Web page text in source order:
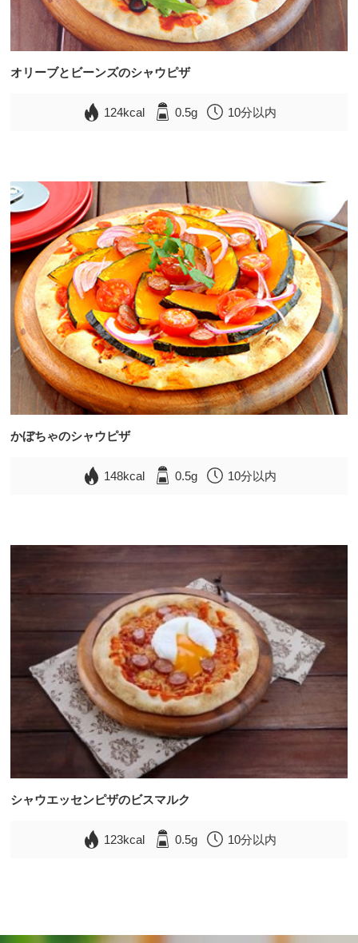
オリーブとビーンズのシャウピザ
124kcal 0.5g 10分以内
かぼちゃのシャウピザ
148kcal 0.5g 10分以内
シャウエッセンピザのビスマルク
123kcal 0.5g 10分以内